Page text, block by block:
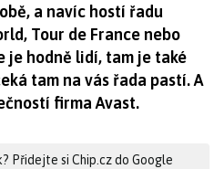
a navíc hostí řadu
Tour de France nebo
je hodně lidí, tam je také
tam na vás řada pastí. A
firma Avast.
Přidejte si Chip.cz do Google